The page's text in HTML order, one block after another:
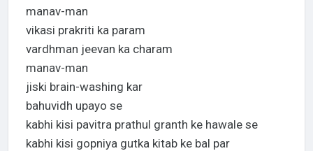
manav-man
vikasi prakriti ka param
vardhman jeevan ka charam
manav-man
jiski brain-washing kar
bahuvidh upayo se
kabhi kisi pavitra prathul granth ke hawale se
kabhi kisi gopniya gutka kitab ke bal par